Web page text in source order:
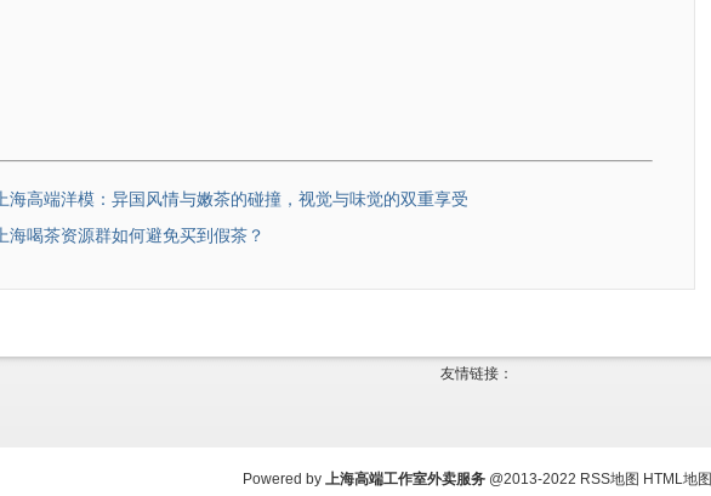
上海高端洋模：异国风情与嫩茶的碰撞，视觉与味觉的双重享受
上海喝茶资源群如何避免买到假茶？
友情链接：
Powered by 上海高端工作室外卖服务@2013-2022 RSS地图 HTML地图